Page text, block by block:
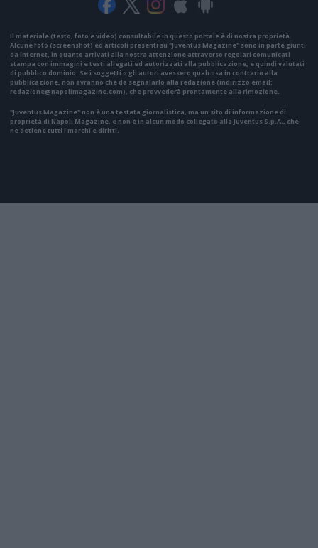
Il materiale (testo, foto e video) consultabile in questo portale è di nostra proprietà.
Alcune foto (screenshot) ed articoli presenti su "Juventus Magazine" sono in parte giunti
da internet, in quanto arrivati alla nostra attenzione attraverso regolari comunicati
stampa con immagini e testi allegati ed autorizzati alla pubblicazione, e quindi valutati
di pubblico dominio. Se i soggetti o gli autori avessero qualcosa in contrario alla
pubblicazione, non avranno che da segnalarlo alla redazione (indirizzo email:
redazione@napolimagazine.com), che provvederà prontamente alla rimozione.
"Juventus Magazine" non è una testata giornalistica, ma un sito di informazione di
proprietà di Napoli Magazine, e non è in alcun modo collegato alla Juventus S.p.A., che
ne detiene tutti i marchi e diritti.